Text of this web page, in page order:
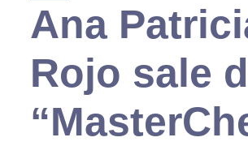
Ana
Rojo sale